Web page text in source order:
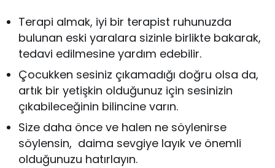
Terapi almak, iyi bir terapist ruhunuzda
bulunan eski yaralara sizinle birlikte bakarak,
tedavi edilmesine yardım edebilir.
Çocukken sesiniz çıkamadığı doğru olsa da,
artık bir yetişkin olduğunuz için sesinizin
çıkabileceğinin bilincine varın.
Size daha önce ve halen ne söylenirse
söylensin, daima sevgiye layık ve önemli
olduğunuzu hatırlayın.